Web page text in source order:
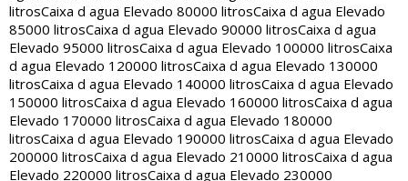
litrosCaixa d agua Elevado 80000 litrosCaixa d agua Elevado
85000 litrosCaixa d agua Elevado 90000 litrosCaixa d agua
Elevado 95000 litrosCaixa d agua Elevado 100000 litrosCaixa
d agua Elevado 120000 litrosCaixa d agua Elevado 130000
litrosCaixa d agua Elevado 140000 litrosCaixa d agua Elevado
150000 litrosCaixa d agua Elevado 160000 litrosCaixa d agua
Elevado 170000 litrosCaixa d agua Elevado 180000
litrosCaixa d agua Elevado 190000 litrosCaixa d agua Elevado
200000 litrosCaixa d agua Elevado 210000 litrosCaixa d agua
Elevado 220000 litrosCaixa d agua Elevado 230000